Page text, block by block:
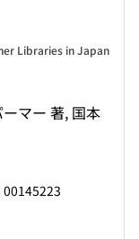
マー 著, 国本
Libraries in Japan